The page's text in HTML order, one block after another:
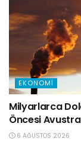
EKONOMI
Milyarlarca
Öncesi
6 AĞUSTOS 2026